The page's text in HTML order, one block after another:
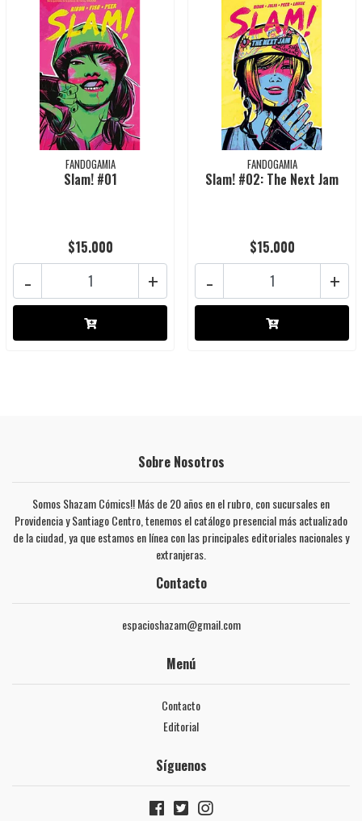
FANDOGAMIA
Slam! #01
$15.000
+
-
FANDOGAMIA
Slam! #02: The Next Jam
$15.000
+
-
Sobre Nosotros
Somos Shazam Cómics!! Más de 20 años en el rubro, con sucursales en
Providencia y Santiago Centro, tenemos el catálogo presencial más actualizado
de la ciudad, ya que estamos en línea con las principales editoriales nacionales y
extranjeras.
Contacto
espacioshazam@gmail.com
Menú
Contacto
Editorial
Síguenos